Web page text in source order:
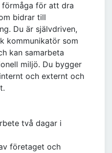
förmåga för att dra
bidrar till
Du är självdriven,
kommunikatör som
kan samarbeta
miljö. Du bygger
och externt och
två dagar i
företaget och